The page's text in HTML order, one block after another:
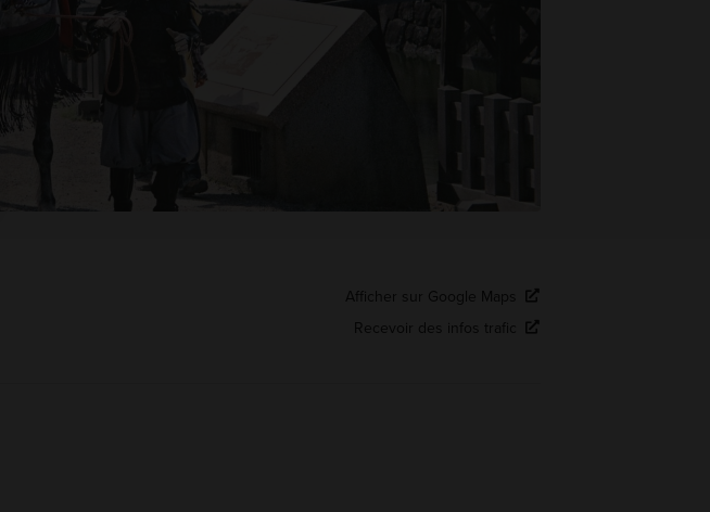
Afficher sur Google Maps
Recevoir des infos trafic